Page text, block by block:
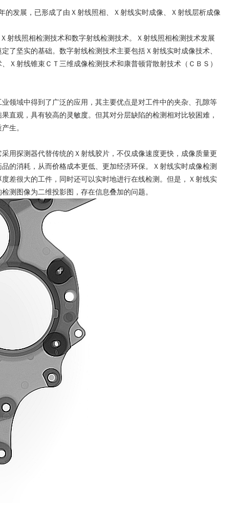
的发展，已形成了由Ｘ射线照相、Ｘ射线实时成像、Ｘ射线层析成像
线照相检测技术和数字射线检测技术。Ｘ射线照相检测技术发展
了坚实的基础。数字射线检测技术主要包括Ｘ射线实时成像技术、
、Ｘ射线锥束ＣＴ三维成像检测技术和康普顿背散射技术（ＣＢＳ）
领域中得到了广泛的应用，其主要优点是对工件中的夹杂、孔隙等
直观，具有较高的 灵敏度。但其对分层缺陷的检测相对比较困难，
生。
探测器代替传统的Ｘ射线胶片，不仅成像速度更快，成像质量更
的消耗，从而价格成本更低、更加经济环保。Ｘ射线实时成像检测
差很大的工件，同时还可以实时地进行在线检测。但是，Ｘ射线实
测图像为二维投影图，存在信息叠加的问题。